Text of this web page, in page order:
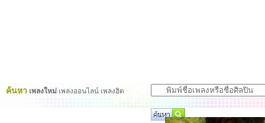
ค้นหา เพลงใหม่ เพลงออนไลน์ เพลงฮิต